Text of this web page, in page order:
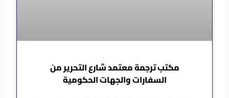
مكتب ترجمة معتمد شارع التحرير من
السفارات والجهات الحكومية